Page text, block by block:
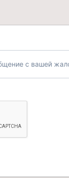
с вашей